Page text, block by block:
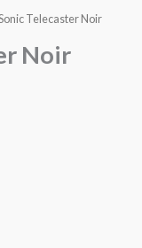
Telecaster Noir
Noir